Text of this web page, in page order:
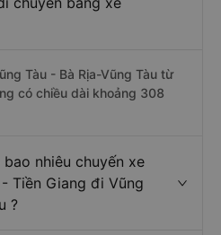
Tàu - Bà Rịa-Vũng Tàu từ
có chiều dài khoảng 308
nhiêu chuyến xe
Tiền Giang đi Vũng
?